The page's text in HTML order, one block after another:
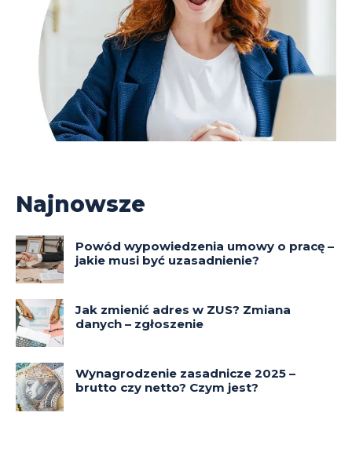
Najnowsze
Powód wypowiedzenia umowy o pracę –
jakie musi być uzasadnienie?
Jak zmienić adres w ZUS? Zmiana
danych – zgłoszenie
Wynagrodzenie zasadnicze 2025 –
brutto czy netto? Czym jest?